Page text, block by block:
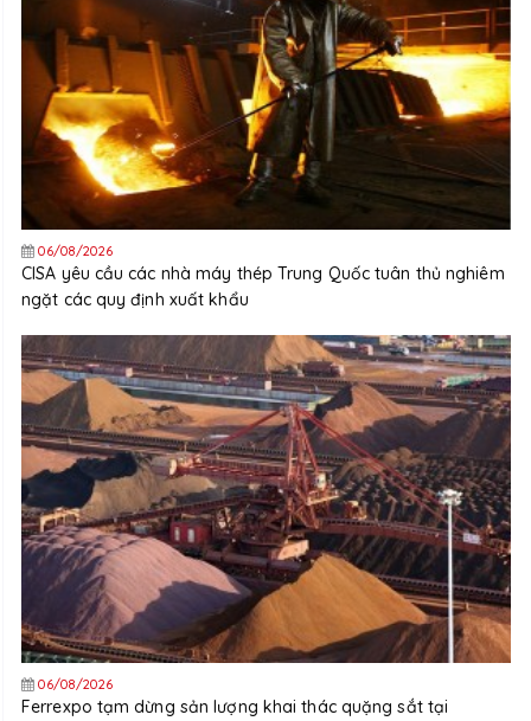
06/08/2026
CISA yêu cầu các nhà máy thép Trung Quốc tuân thủ nghiêm
ngặt các quy định xuất khẩu
06/08/2026
Ferrexpo tạm dừng sản lượng khai thác quặng sắt tại